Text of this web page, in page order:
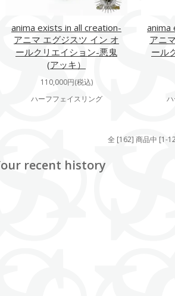
anima exists in all creation-
アニマ エグジスツ イン オ
ールクリエイション-悪鬼
(アッキ）
110,000円(税込)
ハーフフェイスリング
anima
アニ
ール
全 [162] 商品中 [1-
recent history